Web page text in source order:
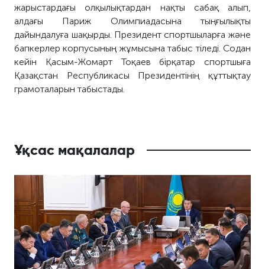
жарыстардағы олқылықтардан нақты сабақ алып,
алдағы Париж Олимпиадасына тыңғылықты
дайындалуға шақырды. Президент спортшыларға және
бапкерлер корпусының жұмысына табыс тіледі. Содан
кейін Қасым-Жомарт Тоқаев бірқатар спортшыға
Қазақстан Республикасы Президентінің құттықтау
грамоталарын табыстады.
Ұқсас мақалалар